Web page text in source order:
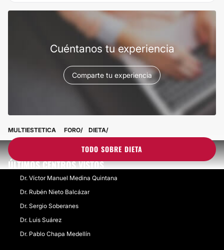
Cuéntanos tu experiencia
Comparte tu experiencia
TODO SOBRE DIETA
MULTIESTETICA FORO DIETA
ÚLTIMOS CENTROS VISTOS
Dr. Víctor Manuel Medina Quintana
Dr. Rubén Nieto Balcázar
Dr. Sergio Soberanes
Dr. Luis Suá​rez
Dr. Pablo Chapa Medellín